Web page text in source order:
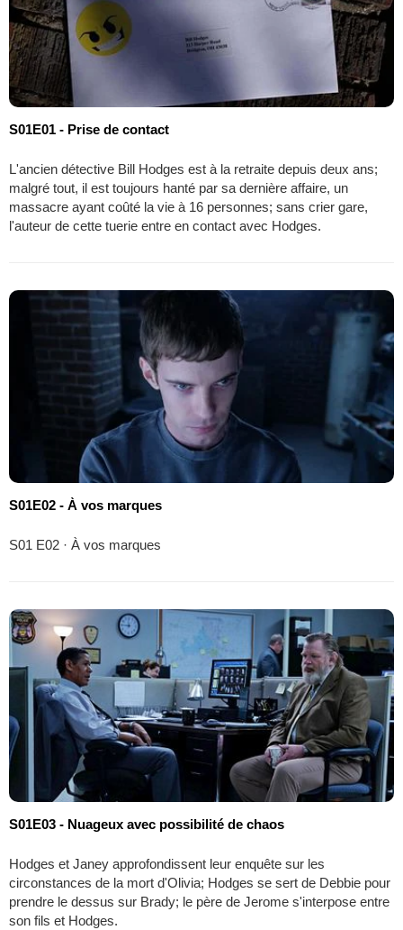
S01E01 - Prise de contact
L'ancien détective Bill Hodges est à la retraite depuis deux ans;
malgré tout, il est toujours hanté par sa dernière affaire, un
massacre ayant coûté la vie à 16 personnes; sans crier gare,
l'auteur de cette tuerie entre en contact avec Hodges.
S01E02 - À vos marques
S01 E02 · À vos marques
S01E03 - Nuageux avec possibilité de chaos
Hodges et Janey approfondissent leur enquête sur les
circonstances de la mort d'Olivia; Hodges se sert de Debbie pour
prendre le dessus sur Brady; le père de Jerome s'interpose entre
son fils et Hodges.